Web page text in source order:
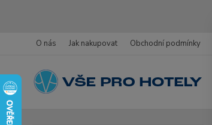
O nás Jak nakupovat Obchodní podmínky